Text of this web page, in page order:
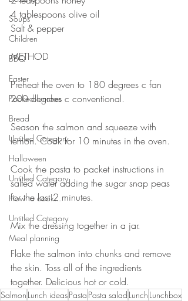
Soups
Children
BBQ
Easter
Packed lunches
Bread
Untitled Category
Halloween
Untitled Category
How to cook...
Untitled Category
Meal planning
4 tablespoons olive oil
Salt & pepper
METHOD
Preheat the oven to 180 degrees c fan
200 degrees c conventional.
Season the salmon and squeeze with
lemon. Cook for 10 minutes in the oven.
Cook the pasta to packet instructions in
salted water adding the sugar snap peas
for the last 2 minutes.
Mix the dressing together in a jar.
Flake the salmon into chunks and remove
the skin. Toss all of the ingredients
together. Delicious hot or cold.
Salmon Lunch ideasPasta Pasta salad Lunch Lunchbox